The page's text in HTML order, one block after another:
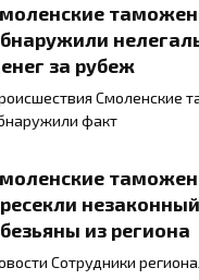
за рубеж
Смоленские
факт
из региона
Сотрудники